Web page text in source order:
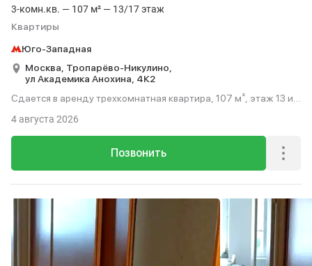
3-комн.кв. — 107 м² — 13/17 этаж
Квартиры
Юго-Западная
Москва, Тропарёво-Никулино,
ул Академика Анохина, 4К2
Сдается в аренду трехкомнатная квартира, 107 м², этаж 13 из
Позвонить
4 августа 2026